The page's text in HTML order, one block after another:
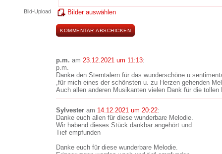
Bild-Upload Bilder auswählen
p.m. am 23.12.2021 um 11:13:
p.m.
Danke den Sterntalern für das wunderschöne
,für mich eines der schönsten u. zu Herzen gehenden
Auch allen anderen Musikanten vielen Dank für die tollen
Sylvester am 14.12.2021 um 20:22:
Danke euch allen für diese wunderbare Melodie.
Wir habend dieses Stück dankbar angehört und
Tief empfunden
Danke euch für diese wunderbare Melodie.